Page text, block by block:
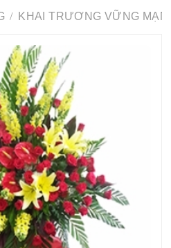
KHAI TRƯƠNG VỮNG